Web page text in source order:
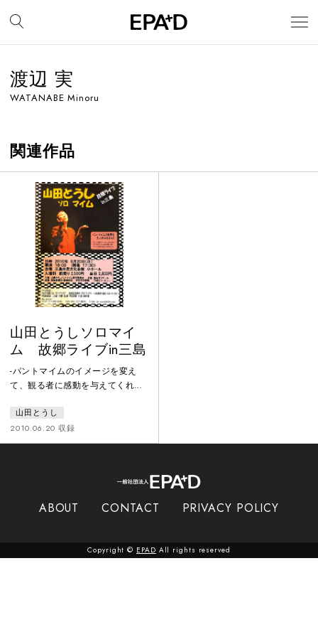
渡辺 実
WATANABE Minoru
関連作品
山田とうしソロマイ
ム 故郷ライブin三島
-パントマイムのイメージを変え
て、観る者に感動を与えてくれる
ジ。出身地三島市で行われた公
演。
山田とうし
2010.06.20 収録
ABOUT CONTACT PRIVACY POLICY
Copyright © EPAD All rights reserved